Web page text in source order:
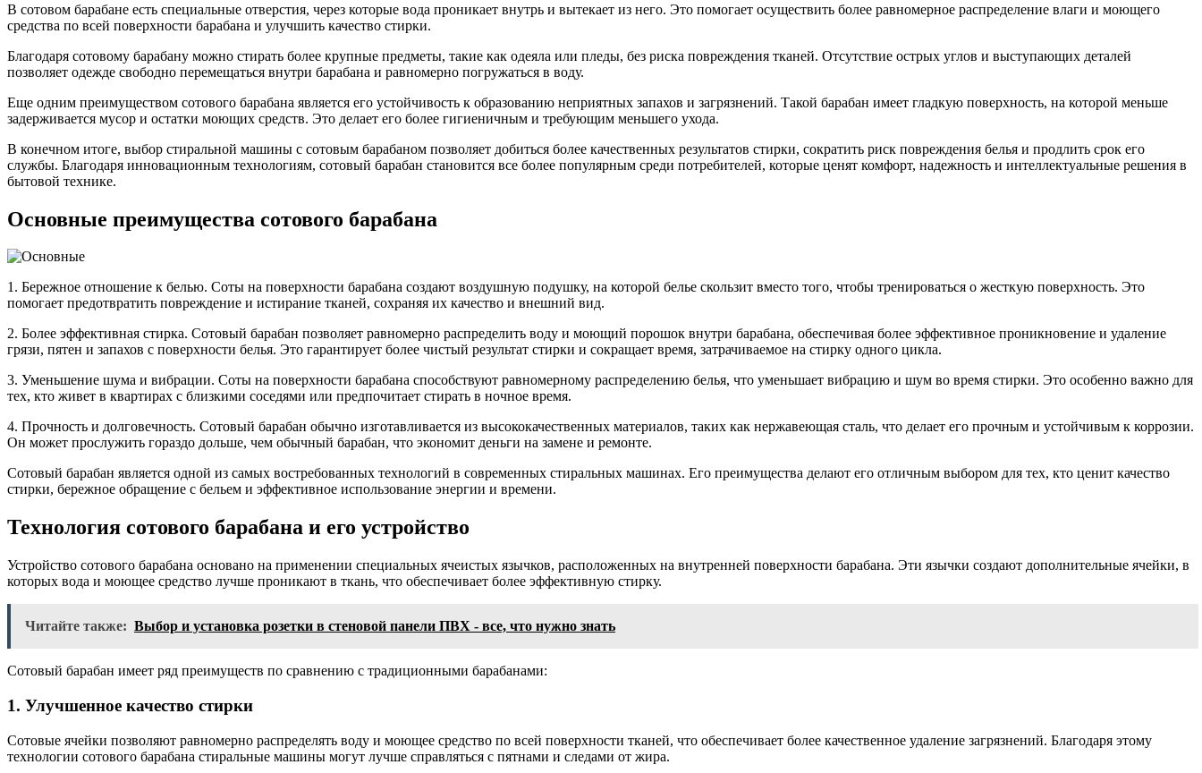
В сотовом барабане есть специальные отверстия, через которые вода проникает внутрь и вытекает из него. Это помогает осуществить более равномерное распределение влаги и моющего
средства по всей поверхности барабана и улучшить качество стирки.
Благодаря сотовому барабану можно стирать более крупные предметы, такие как одеяла или пледы, без риска повреждения тканей. Отсутствие острых углов и выступающих деталей
позволяет одежде свободно перемещаться внутри барабана и равномерно погружаться в воду.
Еще одним преимуществом сотового барабана является его устойчивость к образованию неприятных запахов и загрязнений. Такой барабан имеет гладкую поверхность, на которой меньше
задерживается мусор и остатки моющих средств. Это делает его более гигиеничным и требующим меньшего ухода.
В конечном итоге, выбор стиральной машины с сотовым барабаном позволяет добиться более качественных результатов стирки, сократить риск повреждения белья и продлить срок его
службы. Благодаря инновационным технологиям, сотовый барабан становится все более популярным среди потребителей, которые ценят комфорт, надежность и интеллектуальные решения в
бытовой технике.
Основные преимущества сотового барабана
1. Бережное отношение к белью. Соты на поверхности барабана создают воздушную подушку, на которой белье скользит вместо того, чтобы тренироваться о жесткую поверхность. Это
помогает предотвратить повреждение и истирание тканей, сохраняя их качество и внешний вид.
2. Более эффективная стирка. Сотовый барабан позволяет равномерно распределить воду и моющий порошок внутри барабана, обеспечивая более эффективное проникновение и удаление
грязи, пятен и запахов с поверхности белья. Это гарантирует более чистый результат стирки и сокращает время, затрачиваемое на стирку одного цикла.
3. Уменьшение шума и вибрации. Соты на поверхности барабана способствуют равномерному распределению белья, что уменьшает вибрацию и шум во время стирки. Это особенно важно для
тех, кто живет в квартирах с близкими соседями или предпочитает стирать в ночное время.
4. Прочность и долговечность. Сотовый барабан обычно изготавливается из высококачественных материалов, таких как нержавеющая сталь, что делает его прочным и устойчивым к коррозии.
Он может прослужить гораздо дольше, чем обычный барабан, что экономит деньги на замене и ремонте.
Сотовый барабан является одной из самых востребованных технологий в современных стиральных машинах. Его преимущества делают его отличным выбором для тех, кто ценит качество
стирки, бережное обращение с бельем и эффективное использование энергии и времени.
Технология сотового барабана и его устройство
Устройство сотового барабана основано на применении специальных ячеистых язычков, расположенных на внутренней поверхности барабана. Эти язычки создают дополнительные ячейки, в
которых вода и моющее средство лучше проникают в ткань, что обеспечивает более эффективную стирку.
Читайте также: Выбор и установка розетки в стеновой панели ПВХ - все, что нужно знать
Сотовый барабан имеет ряд преимуществ по сравнению с традиционными барабанами:
1. Улучшенное качество стирки
Сотовые ячейки позволяют равномерно распределять воду и моющее средство по всей поверхности тканей, что обеспечивает более качественное удаление загрязнений. Благодаря этому
технологии сотового барабана стиральные машины могут лучше справляться с пятнами и следами от жира.